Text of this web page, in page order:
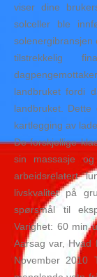
viser dine
solceller ble
solenergibransjen
tilstrekkelig
landbruket fordi
landbruket.
kartlegging av
De forskjellige
sin massasje
arbeidsrelatert
livskvalitet på
spørsmål til
Varighet: 60 min
Aarsag var, Hvad
November 2010